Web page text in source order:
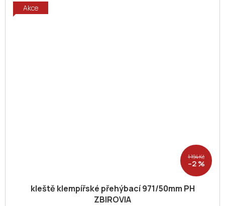
Akce
1 194 Kč
–2 %
kleště klempířské přehýbací 971/50mm PH
ZBIROVIA